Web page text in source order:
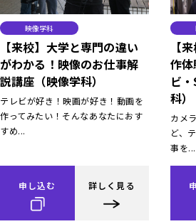
映像学科
【来校】大学と専門の違い
がわかる！映像のお仕事解
説講座（映像学科）
テレビが好き！映画が好き！動画を
作ってみたい！そんなあなたにおす
すめ...
申し込む 詳しく見る
【
作
ビ
科）
カメ
ど、
事を...